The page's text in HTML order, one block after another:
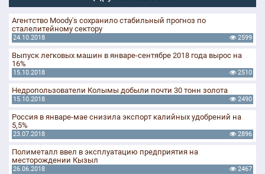
Агентство Moody's сохранило стабильный прогноз по
сталелитейному сектору
24.10.2018 2599
Выпуск легковых машин в январе-сентябре 2018 года вырос на
16%
15.10.2018 2510
Недропользователи Колымы добыли почти 30 тонн золота
15.10.2018 2490
Россия в январе-мае снизила экспорт калийных удобрений на
5,5%
23.07.2018 2896
Полиметалл ввел в эксплуатацию предприятия на
месторождении Кызыл
26.06.2018 2467